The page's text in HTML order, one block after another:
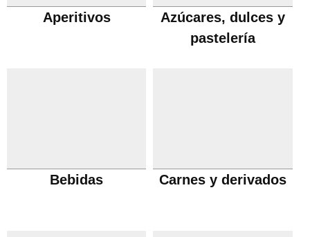
Aperitivos
Azúcares, dulces y
pastelería
Bebidas Carnes y derivados